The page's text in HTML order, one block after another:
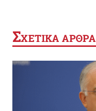
ΣΧΕΤΙΚΑ ΑΡΘΡΑ